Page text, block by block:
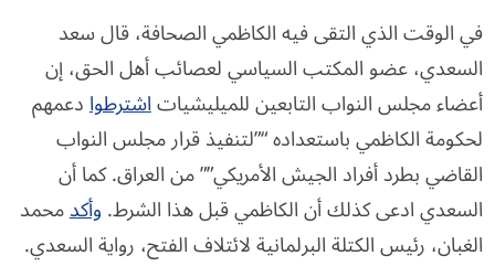
في الوقت الذي التقى فيه الكاظمي الصحافة، قال سعد
السعدي، عضو المكتب السياسي لعصائب أهل الحق، إن
أعضاء مجلس النواب التابعين للميليشياتاشترطوادعمهم
لحكومة الكاظمي باستعداده “”لتنفيذ قرار مجلس النواب
القاضي بطرد أفراد الجيش الأمريكي”” من العراق. كما أن
السعدي ادعى كذلك أن الكاظمي قبل هذا الشرط.وأكدمحمد
الغبان، رئيس الكتلة البرلمانية لائتلاف الفتح، رواية السعدي.